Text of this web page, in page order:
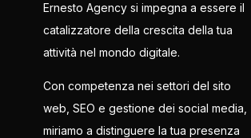
Ernesto Agency si impegna a essere il
catalizzatore della crescita della tua
attività nel mondo digitale.
Con competenza nei settori del sito
web, SEO e gestione dei social media,
miriamo a distinguere la tua presenza